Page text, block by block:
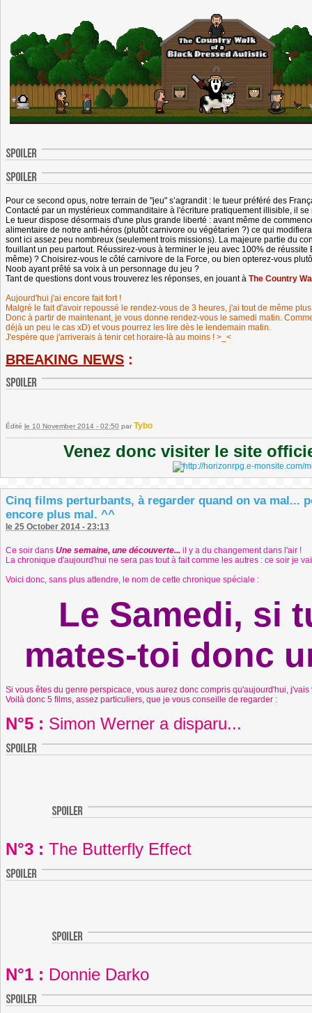
Pour ce second opus, notre terrain de "jeu" s’agrandit : le tueur préféré des
Contacté par un mystérieux commanditaire à l'écriture pratiquement illisible, il
Le tueur dispose désormais d'une plus grande liberté : avant même de
alimentaire de notre anti-héros (plutôt carnivore ou végétarien ?) ce qui
sont ici assez peu nombreux (seulement trois missions). La majeure partie du
fouillant un peu partout. Réussirez-vous à terminer le jeu avec 100% de
même) ? Choisirez-vous le côté carnivore de la Force, ou bien opterez-vous
Noob ayant prêté sa voix à un personnage du jeu ?
Tant de questions dont vous trouverez les réponses, en jouant à The Country
Aujourd'hui j'ai encore fait fort !
Malgré le fait d'avoir repoussé le rendez-vous de 3 heures, j'ai tout de même
Donc à partir de maintenant, je vous donne rendez-vous le samedi matin.
déjà un peu le cas xD) et vous pourrez les lire dès le lendemain matin.
J'espère que j'arriverais à tenir cet horaire-là au moins ! >_<
BREAKING NEWS :
Édité le 10 November 2014 - 02:50 par Tybo
Venez donc visiter le site
Cinq films perturbants, à regarder quand on va mal...
encore plus mal. ^^
le 25 October 2014 - 23:13
Ce soir dans Une semaine, une découverte... il y a du changement dans l'air !
La chronique d'aujourd'hui ne sera pas tout à fait comme les autres : ce soir je
Voici donc, sans plus attendre, le nom de cette chronique spéciale :
Le Samedi, si
mates-toi donc
Si vous êtes du genre perspicace, vous aurez donc compris qu'aujourd'hui, j'vais
Voilà donc 5 films, assez particuliers, que je vous conseille de regarder :
N°5 : Simon Werner a disparu...
N°3 : The Butterfly Effect
N°1 : Donnie Darko